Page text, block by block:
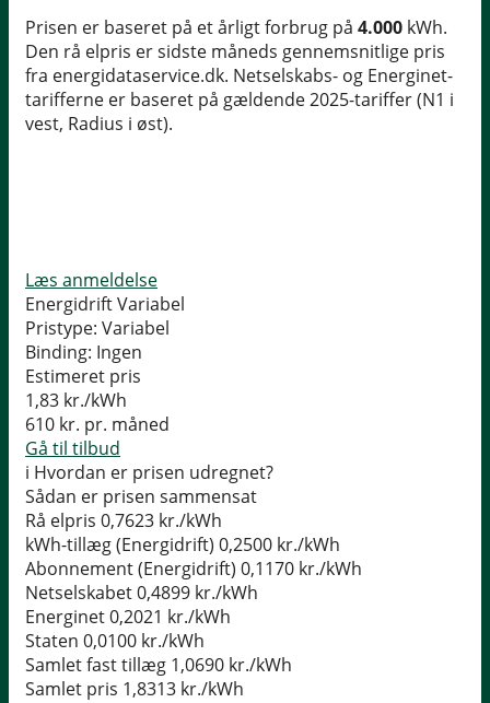
Prisen er baseret på et årligt forbrug på 4.000 kWh.
Den rå elpris er sidste måneds gennemsnitlige pris
fra energidataservice.dk. Netselskabs- og Energinet-
tarifferne er baseret på gældende 2025-tariffer (N1 i
vest, Radius i øst).
Læs anmeldelse
Energidrift Variabel
Pristype: Variabel
Binding: Ingen
Estimeret pris
1,83 kr./kWh
610 kr. pr. måned
Gå til tilbud
i Hvordan er prisen udregnet?
Sådan er prisen sammensat
Rå elpris 0,7623 kr./kWh
kWh-tillæg (Energidrift) 0,2500 kr./kWh
Abonnement (Energidrift) 0,1170 kr./kWh
Netselskabet0,4899 kr./kWh
Energinet0,2021 kr./kWh
Staten 0,0100 kr./kWh
Samlet fast tillæg 1,0690 kr./kWh
Samlet pris 1,8313 kr./kWh